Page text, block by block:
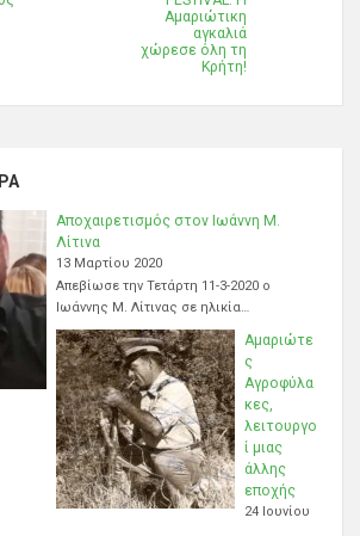
Αμαριώτικη
αγκαλιά
χώρεσε όλη τη
Κρήτη!
Αποχαιρετισμός στον Ιωάννη Μ.
Λίτινα
13 Μαρτίου 2020
Απεβίωσε την Τετάρτη 11-3-2020 ο
Ιωάννης Μ. Λίτινας σε ηλικία…
Αμαριώτε
ς
Αγροφύλα
κες,
λειτουργο
ί μιας
άλλης
εποχής
24 Ιουνίου